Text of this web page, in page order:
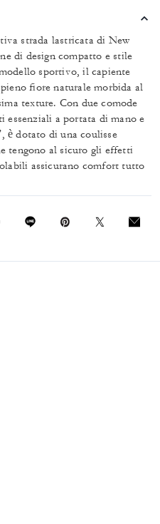
strada lastricata di New
di design compatto e stile
sportivo, il capiente
fiore naturale morbida al
texture. Con due comode
essenziali a portata di mano e
è dotato di una coulisse
tengono al sicuro gli effetti
assicurano comfort tutto